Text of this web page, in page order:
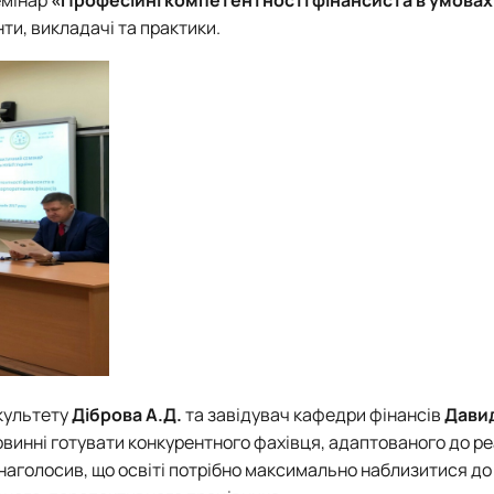
бізнес-систем, кластерів …
75-річчю економічного фак…
викладачі та практики.
Діброва А.Д.та завідувач кафедри фінансів
готувати конкурентного фахівця, адаптованого до
що освіті потрібно максимально наблизитися